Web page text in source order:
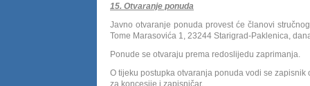
15. Otvaranje ponuda
Javno otvaranje ponuda provest će članovi
Tome Marasovića 1, 23244 Starigrad-Paklenica,
Ponude se otvaraju prema redoslijedu zaprimanja.
O tijeku postupka otvaranja ponuda vodi se
za koncesije i zapisničar.